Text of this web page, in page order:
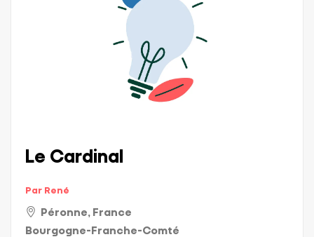
Le Cardinal
Par René
Péronne, France
Bourgogne-Franche-Comté